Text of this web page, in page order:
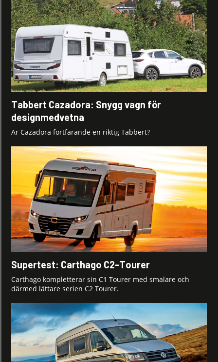
Tabbert Cazadora: Snygg vagn för
designmedvetna
Är Cazadora fortfarande en riktig Tabbert?
Supertest: Carthago C2-Tourer
Carthago kompletterar sin C1 Tourer med smalare och
därmed lättare serien C2 Tourer.